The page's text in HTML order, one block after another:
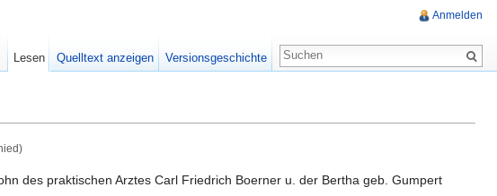
des praktischen Arztes Carl Friedrich Boerner u. der Bertha geb. Gumpert
Anmelden
Lesen Quelltext anzeigen Versionsgeschichte